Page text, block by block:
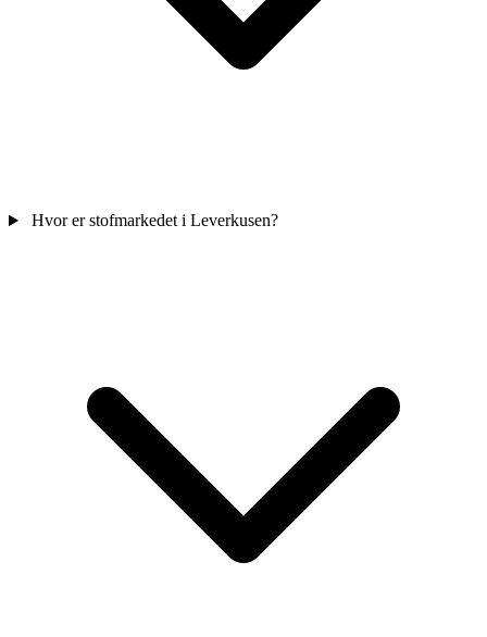
Hvor er stofmarkedet i Leverkusen?